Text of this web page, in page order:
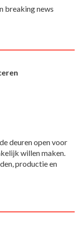
breaking news
deuren open voor
willen maken.
productie en